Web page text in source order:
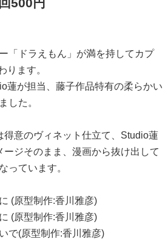
「ドラえもん」が満を持してカプ
ります。
蓮が担当、藤子作品特有の柔らかい
した。
得意のヴィネット仕立て、Studio蓮
ジそのまま、漫画から抜け出して
っています。
(原型制作:香川雅彦)
(原型制作:香川雅彦)
で(原型制作:香川雅彦)